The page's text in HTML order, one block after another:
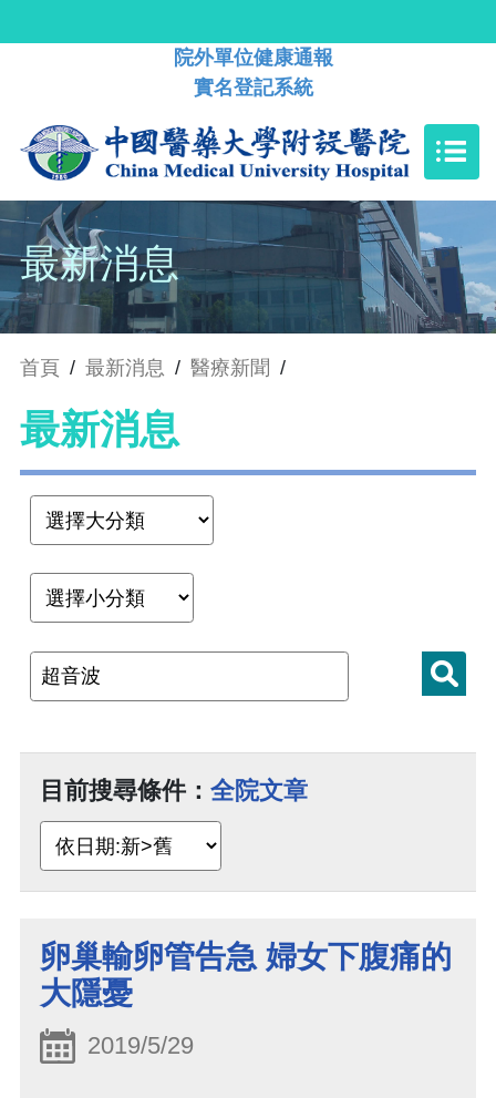
院外單位健康通報
實名登記系統
最新消息
首頁 / 最新消息 / 醫療新聞 /
最新消息
目前搜尋條件： 全院文章
卵巢輸卵管告急 婦女下腹痛的
大隱憂
2019/5/29